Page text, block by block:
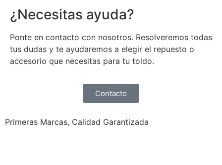
¿Necesitas ayuda?
Ponte en contacto con nosotros. Resolveremos todas
tus dudas y te ayudaremos a elegir el repuesto o
accesorio que necesitas para tu toldo.
Contacto
Primeras Marcas, Calidad Garantizada